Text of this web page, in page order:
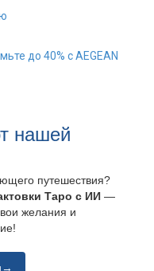
до 40% с AEGEAN
нашей
путешествия?
Таро с ИИ —
желания и